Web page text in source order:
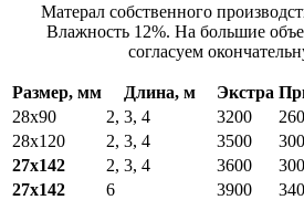
Матерал собственного
Влажность 12%. На большие
согласуем
Размер, мм Длина, м Экстра
28х90
2, 3, 4 3200
28х120
2, 3, 4 3500
27х142
2, 3, 4 3600
27х142
6 3900